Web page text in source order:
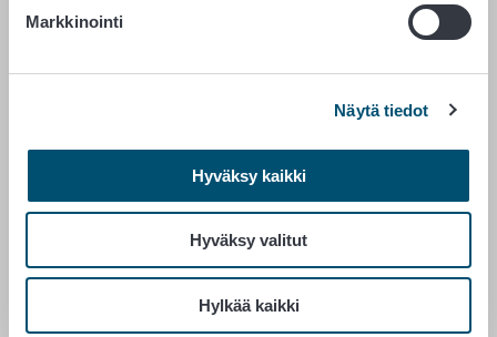
Markkinointi
Näytä tiedot
Hyväksy kaikki
Hyväksy valitut
Hylkää kaikki
PL 100
Tietosuojailmoitus
Saavutettavuusseloste
Tietoa sivustosta